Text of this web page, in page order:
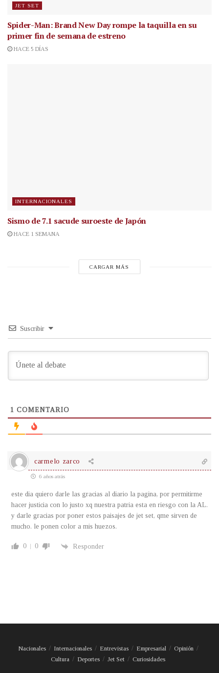
JET SET
Spider-Man: Brand New Day rompe la taquilla en su
primer fin de semana de estreno
HACE 5 DÍAS
INTERNACIONALES
Sismo de 7.1 sacude suroeste de Japón
HACE 1 SEMANA
CARGAR MÁS
Suscribir
1 COMENTARIO
carmelo zarco
6 años atrás
este dia quiero darle las gracias al diario la pagina, por permitirme
hacer justicia con lo justo xq nuestra patria esta en riesgo con la AL.
y darle gracias por poner estos paisajes de jet set, qme sirven de
mucho. le ponen color a mis huezos.
0 0 Responder
Nacionales Internacionales Entrevistas Empresarial
Opinión
Cultura
Deportes Jet Set Curiosidades